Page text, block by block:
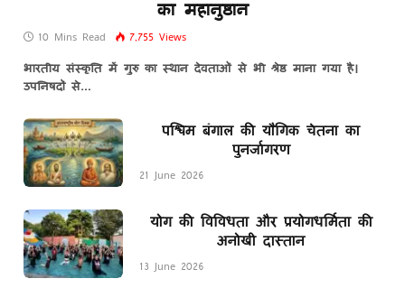
का महानुष्ठान
10 Mins Read 7,755 Views
भारतीय संस्कृति में गुरु का स्थान देवताओं से भी श्रेष्ठ माना गया है।
उपनिषदों से…
पश्चिम बंगाल की यौगिक चेतना का
पुनर्जागरण
21 June 2026
योग की विविधता और प्रयोगधर्मिता की
अनोखी दास्तान
13 June 2026